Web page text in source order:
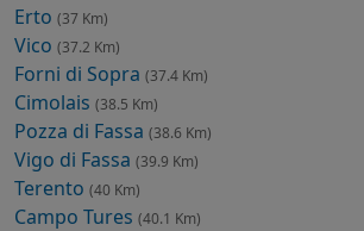
Erto (37 Km)
Vico (37.2 Km)
Forni di Sopra (37.4 Km)
Cimolais (38.5 Km)
Pozza di Fassa (38.6 Km)
Vigo di Fassa (39.9 Km)
Terento (40 Km)
Campo Tures (40.1 Km)